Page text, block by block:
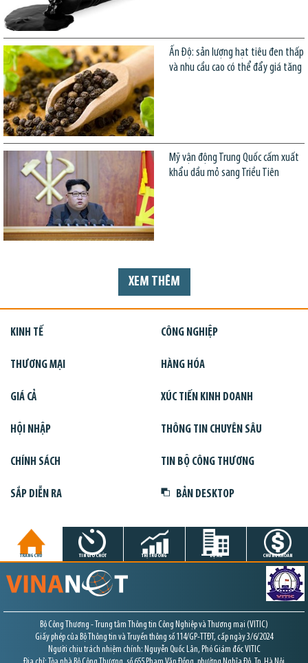
Ấn Độ: sản lượng hạt tiêu đen thấp
và nhu cầu cao có thể đẩy giá tăng
Mỹ vận động Trung Quốc cấm xuất
khẩu dầu mỏ sang Triều Tiên
XEM THÊM
KINH TẾ CÔNG NGHIỆP
THƯƠNG MẠI HÀNG HÓA
GIÁ CẢ XÚC TIẾN KINH DOANH
HỘI NHẬP THÔNG TIN CHUYÊN SÂU
CHÍNH SÁCH TIN BỘ CÔNG THƯƠNG
SẮP DIỄN RA BẢN DESKTOP
TRANG CHỦ TIN GIỜ CHÓT THỊ TRƯỜNG DỰ ÁN CHỨNG KHOÁN
Bộ Công Thương - Trung tâm Thông tin Công Nghiệp và Thương mại (VITIC)
Giấy phép của Bộ Thông tin và Truyền thông số 114/GP-TTĐT, cấp ngày 3/6/2024
Người chịu trách nhiệm chính: Nguyễn Quốc Lân, Phó Giám đốc VITIC